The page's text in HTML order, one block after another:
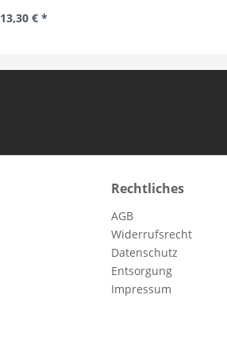
13,30 € *
Rechtliches
AGB
Widerrufsrecht
Datenschutz
Entsorgung
Impressum